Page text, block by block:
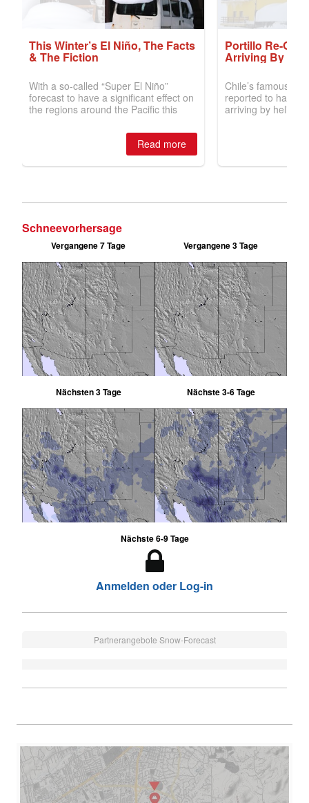
Schneevorhersage
Vergangene 7 Tage Vergangene 3 Tage
Nächsten 3 Tage Nächste 3-6 Tage
Nächste 6-9 Tage
Anmelden oder Log-in
Partnerangebote Snow-Forecast